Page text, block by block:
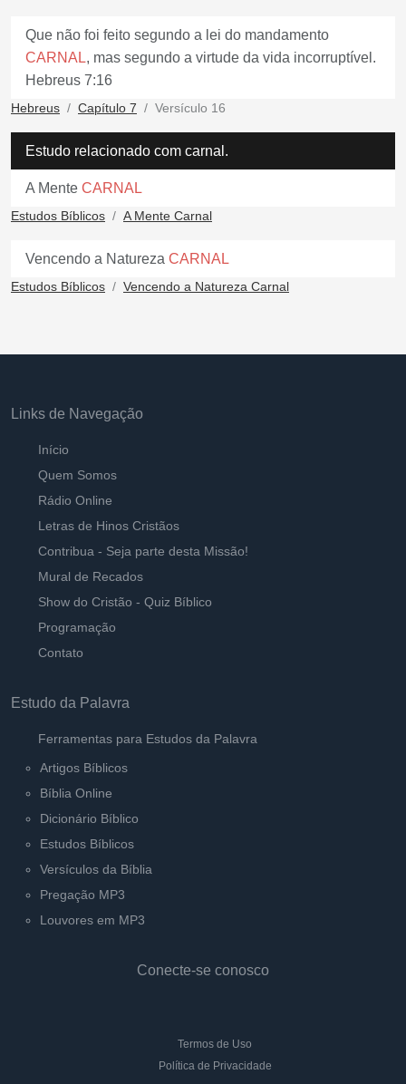
Que não foi feito segundo a lei do mandamento
CARNAL, mas segundo a virtude da vida incorruptível.
Hebreus 7:16
Hebreus Capítulo 7 Versículo 16
Estudo relacionado com carnal.
A Mente CARNAL
Estudos Bíblicos A Mente Carnal
Vencendo a Natureza CARNAL
Estudos Bíblicos Vencendo a Natureza Carnal
Links de Navegação
Início
Quem Somos
Rádio Online
Letras de Hinos Cristãos
Contribua - Seja parte desta Missão!
Mural de Recados
Show do Cristão - Quiz Bíblico
Programação
Contato
Estudo da Palavra
Ferramentas para Estudos da Palavra
Artigos Bíblicos
Bíblia Online
Dicionário Bíblico
Estudos Bíblicos
Versículos da Bíblia
Pregação MP3
Louvores em MP3
Conecte-se conosco
Termos de Uso
Política de Privacidade